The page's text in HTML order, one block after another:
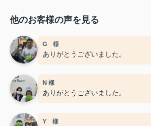
他のお客様の声を見る
G 様
ありがとうございました。
N 様
ありがとうございました。
Y 様